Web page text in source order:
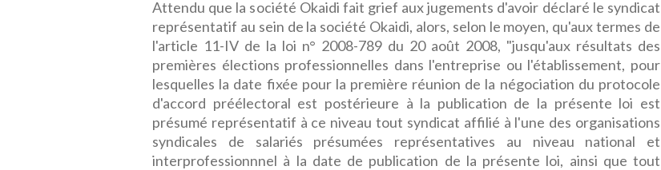
Attendu que la société Okaidi fait grief aux jugements d'avoir déclaré le syndicat
représentatif au sein de la société Okaidi, alors, selon le moyen, qu'aux termes de
l'article 11-IV de la loi n° 2008-789 du 20 août 2008, "jusqu'aux résultats des
premières élections professionnelles dans l'entreprise ou l'établissement, pour
lesquelles la date fixée pour la première réunion de la négociation du protocole
d'accord préélectoral est postérieure à la publication de la présente loi est
présumé représentatif à ce niveau tout syndicat affilié à l'une des organisations
syndicales de salariés présumées représentatives au niveau national et
interprofessionnnel à la date de publication de la présente loi, ainsi que tout